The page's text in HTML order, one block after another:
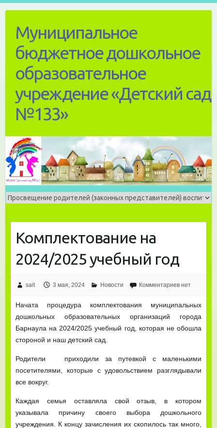
contentМуниципальное
бюджетное дошкольное
образовательное
учреждение «Детский сад
№133»
Комплектование на
2024/2025 учебный год
sait 3 мая, 2024 Новости Комментариев нет
Начата процедура комплектования муниципальных
дошкольных образовательных организаций города
Барнаула на 2024/2025 учебный год, которая не обошла
стороной и наш детский сад.
Родители приходили за путевкой с маленькими
посетителями, которые с удовольствием разглядывали
все вокруг.
Каждая семья оставляла свой отзыв, в котором
указывала причину своего выбора дошкольного
учреждения. К концу зачисления их скопилось так много,